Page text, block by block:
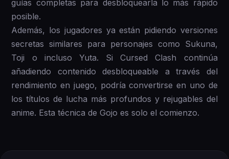
guías completas para desbloquearla lo más rápido
posible.
Además, los jugadores ya están pidiendo versiones
secretas similares para personajes como Sukuna,
Toji o incluso Yuta. Si Cursed Clash continúa
añadiendo contenido desbloqueable a través del
rendimiento en juego, podría convertirse en uno de
los títulos de lucha más profundos y rejugables del
anime. Esta técnica de Gojo es solo el comienzo.